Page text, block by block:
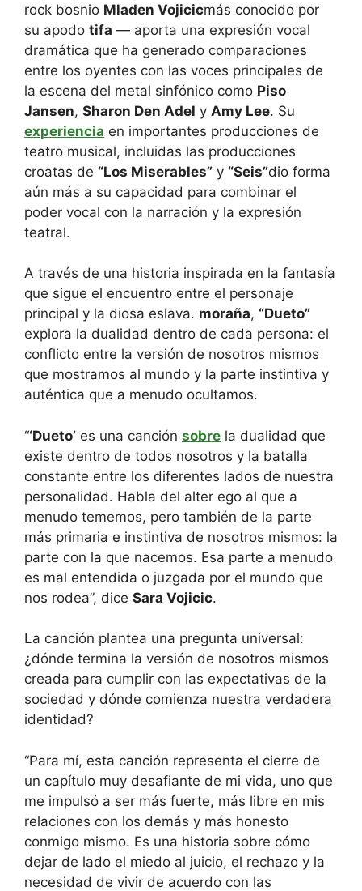
rock bosnio Mladen Vojicicmás conocido por
su apodo tifa — aporta una expresión vocal
dramática que ha generado comparaciones
entre los oyentes con las voces principales de
la escena del metal sinfónico como Piso
Jansen, Sharon Den Adel y Amy Lee. Su
experiencia en importantes producciones de
teatro musical, incluidas las producciones
croatas de “Los Miserables” y “Seis”dio forma
aún más a su capacidad para combinar el
poder vocal con la narración y la expresión
teatral.
A través de una historia inspirada en la fantasía
que sigue el encuentro entre el personaje
principal y la diosa eslava. moraña, “Dueto”
explora la dualidad dentro de cada persona: el
conflicto entre la versión de nosotros mismos
que mostramos al mundo y la parte instintiva y
auténtica que a menudo ocultamos.
“‘Dueto’ es una canción sobre la dualidad que
existe dentro de todos nosotros y la batalla
constante entre los diferentes lados de nuestra
personalidad. Habla del alter ego al que a
menudo tememos, pero también de la parte
más primaria e instintiva de nosotros mismos: la
parte con la que nacemos. Esa parte a menudo
es mal entendida o juzgada por el mundo que
nos rodea”, dice Sara Vojicic.
La canción plantea una pregunta universal:
¿dónde termina la versión de nosotros mismos
creada para cumplir con las expectativas de la
sociedad y dónde comienza nuestra verdadera
identidad?
“Para mí, esta canción representa el cierre de
un capítulo muy desafiante de mi vida, uno que
me impulsó a ser más fuerte, más libre en mis
relaciones con los demás y más honesto
conmigo mismo. Es una historia sobre cómo
dejar de lado el miedo al juicio, el rechazo y la
necesidad de vivir de acuerdo con las